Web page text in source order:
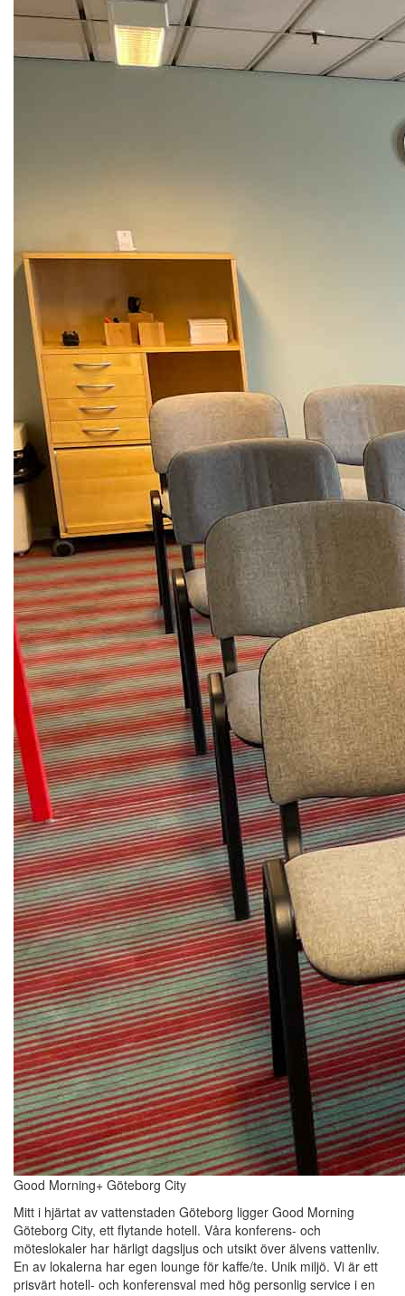
Good Morning+ Göteborg City
Mitt i hjärtat av vattenstaden Göteborg ligger Good Morning
Göteborg City, ett flytande hotell. Våra konferens- och
möteslokaler har härligt dagsljus och utsikt över älvens vattenliv.
En av lokalerna har egen lounge för kaffe/te. Unik miljö. Vi är ett
prisvärt hotell- och konferensval med hög personlig service i en